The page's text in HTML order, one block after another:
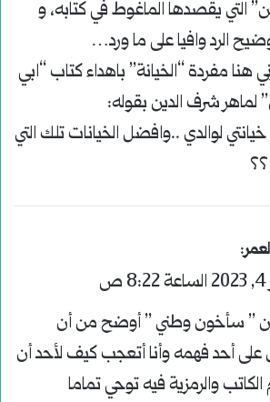
التي يقصدها الماغوط في كتابه، و
الرد وافيا على ما ورد…
هنا مفردة “الخيانة” باهداء كتاب “ابي
لماهر شرف الدين بقوله:
لوالدي ..وافضل الخيانات تلك التي
:
ص
” سأخون وطني ” أوضح من أن
أحد فهمه وأنا أتعجب كيف لأحد أن
والرمزية فيه توحي تماما